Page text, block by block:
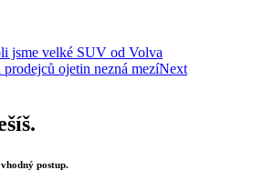
jsme velké SUV od Volva
ojetin nezná mezíNext
postup.